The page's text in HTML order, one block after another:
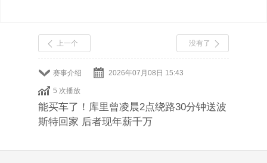
赛事介绍 2026年07月08日 15:43
5 次播放
上一个 没有了
能买车了！库里曾凌晨2点绕路30分钟送波
斯特回家 后者现年薪千万